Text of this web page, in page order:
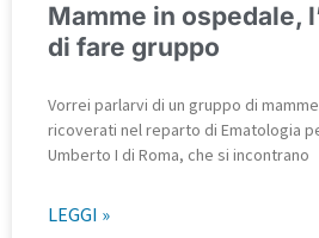
Mamme in ospedale,
di fare gruppo
Vorrei parlarvi di un gruppo di
ricoverati nel reparto di Ematologia
Umberto I di Roma, che si incontrano
LEGGI »